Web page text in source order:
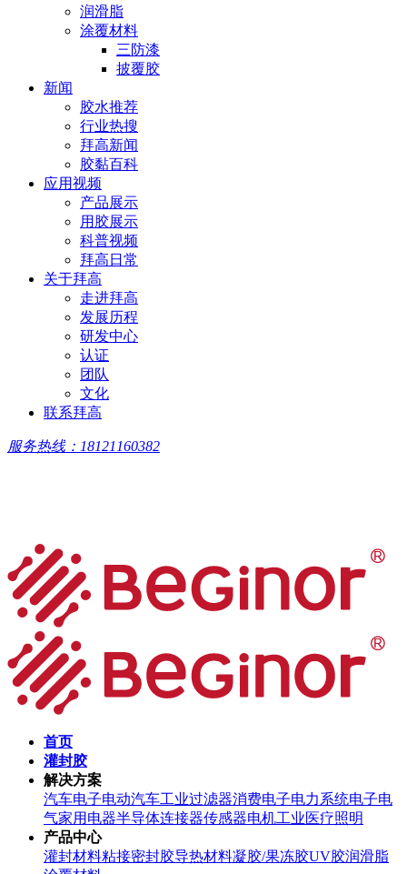
润滑脂
涂覆材料
三防漆
披覆胶
新闻
胶水推荐
行业热搜
拜高新闻
胶黏百科
应用视频
产品展示
用胶展示
科普视频
拜高日常
关于拜高
走进拜高
发展历程
研发中心
认证
团队
文化
联系拜高
服务热线：18121160382
首页
灌封胶
解决方案
汽车电子电动汽车工业过滤器消费电子电力系统电子电
气家用电器半导体连接器传感器电机工业医疗照明
产品中心
灌封材料粘接密封胶导热材料凝胶/果冻胶UV胶润滑脂